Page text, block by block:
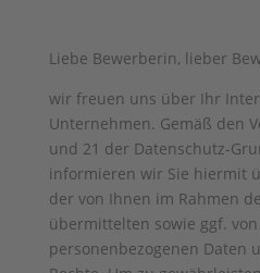
Liebe Bewerberin, lieber
wir freuen uns über Ihr
Unternehmen. Gemäß den
und 21 der Datenschutz-
informieren wir Sie hiermit
der von Ihnen im Rahmen
übermittelten sowie ggf.
personenbezogenen Daten